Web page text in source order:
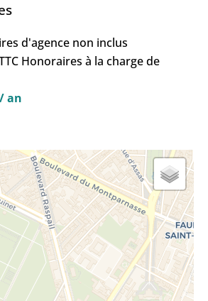
d'agence non inclus
Honoraires à la charge de
an